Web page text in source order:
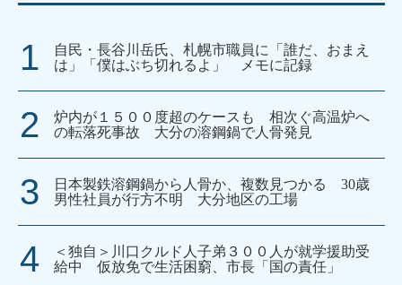
自民・長谷川岳氏、札幌市職員に「誰だ、おまえ
は」「僕はぶち切れるよ」 メモに記録
炉内が１５００度超のケースも 相次ぐ高温炉へ
の転落死事故 大分の溶鋼鍋で人骨発見
日本製鉄溶鋼鍋から人骨か、複数見つかる 30歳
男性社員が行方不明 大分地区の工場
＜独自＞川口クルド人子弟３００人が就学援助受
給中 仮放免で生活困窮、市長「国の責任」